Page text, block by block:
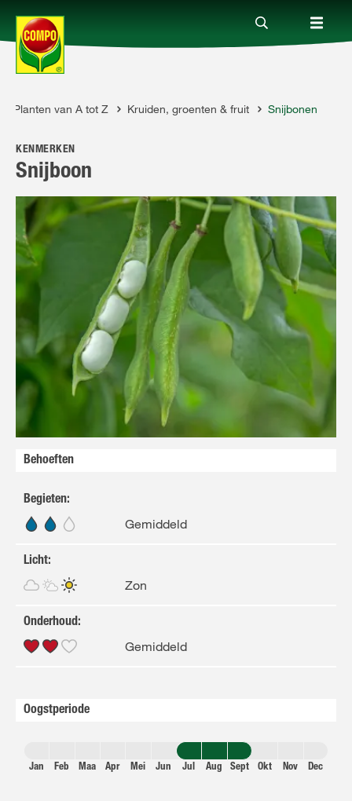
Producten
Advies
Thema's
Tot je dienst
FR NL
Planten van A tot Z Kruiden, groenten & fruit Snijbonen
KENMERKEN
Snijboon
Behoeften
Begieten:
Gemiddeld
Licht:
Zon
Onderhoud:
Gemiddeld
Oogstperiode
Jan Feb Maa Apr Mei Jun Jul Aug Sept Okt Nov Dec